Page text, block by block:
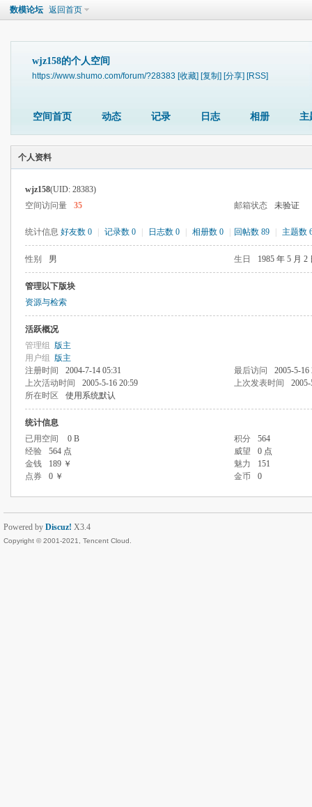
数模论坛 返回首页
wjz158的个人空间
https://www.shumo.com/forum/?28383 [收藏] [复制] [分享] [RSS]
空间首页 动态 记录 日志 相册 主
个人资料
wjz158(UID: 28383)
空间访问量
35 邮箱状态 未验证
统计信息 好友数 0 记录数 0 日志数 0 相册数 0 回帖数 89 主题数
性别 男 生日 1985 年 5 月 2
管理以下版块
资源与检索
活跃概况
管理组 版主
用户组 版主
注册时间
2004-7-14 05:31 最后访问
2005-5-16
上次活动时间
2005-5-16 20:59 上次发表时间
所在时区
使用系统默认
统计信息
已用空间
0 B 积分
564
经验
564 点 威望
0 点
金钱
189 ￥ 魅力
151
点券
0 ￥ 金币 0
Powered by Discuz! X3.4
Copyright © 2001-2021, Tencent Cloud.